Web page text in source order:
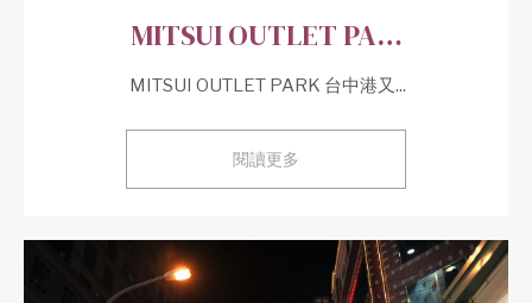
MITSUI OUTLET PA…
‏ MITSUI OUTLET PARK 台中港又...
閱讀更多